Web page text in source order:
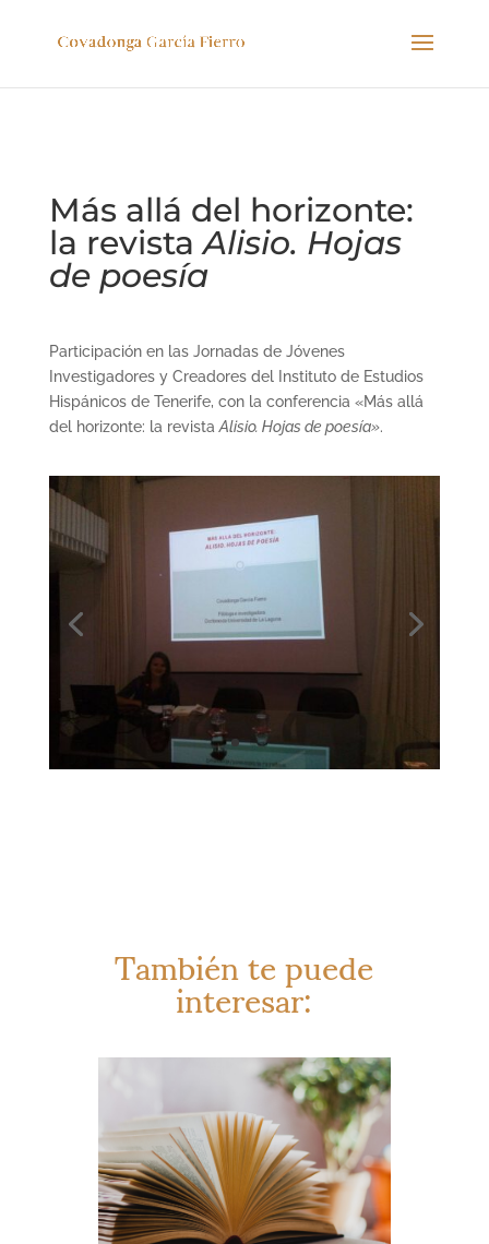
Más allá del horizonte:
la revistaAlisio. Hojas
de poesía
Participación en las Jornadas de Jóvenes
Investigadores y Creadores del Instituto de Estudios
Hispánicos de Tenerife, con la conferencia «Más allá
del horizonte: la revistaAlisio. Hojas de poesía».
También te puede
interesar: